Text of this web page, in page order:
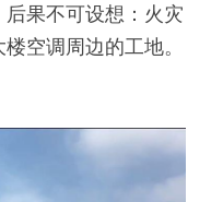
果不可设想：火灾
空调周边的工地。